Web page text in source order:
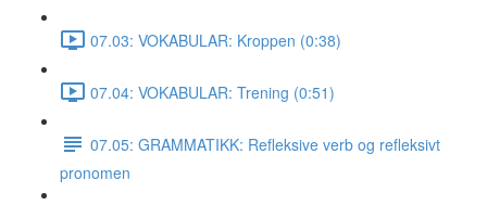
07.03: VOKABULAR: Kroppen (0:38)
07.04: VOKABULAR: Trening (0:51)
07.05: GRAMMATIKK: Refleksive verb og refleksivt
pronomen